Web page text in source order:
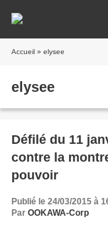
Accueil » elysee
elysee
Défilé du 11
contre la
pouvoir
Publié le 24/03/2015 à
Par OOKAWA-Corp